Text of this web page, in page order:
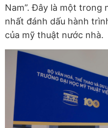
Nam”. Đây là một trong
nhất đánh dấu hành
của mỹ thuật nước nhà.